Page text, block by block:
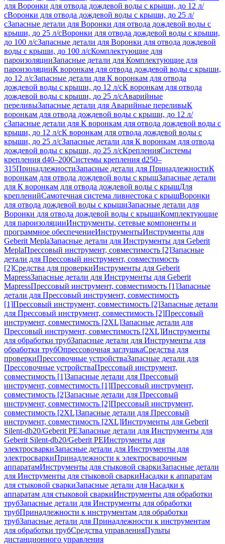
для Воронки для отвода дождевой воды с крыши, до 12 л/
сВоронки для отвода дождевой воды с крыши, до 25 л/
сЗапасные детали для Воронки для отвода дождевой воды с
крыши, до 25 л/сВоронки для отвода дождевой воды с крыши,
до 100 л/сЗапасные детали для Воронки для отвода дождевой
воды с крыши, до 100 л/сКомплектующие для
пароизоляцииЗапасные детали для Комплектующие для
пароизоляцииК воронкам для отвода дождевой воды с крыши,
до 12 л/сЗапасные детали для К воронкам для отвода
дождевой воды с крыши, до 12 л/сК воронкам для отвода
дождевой воды с крыши, до 25 л/сАварийные
переливыЗапасные детали для Аварийные переливыК
воронкам для отвода дождевой воды с крыши, до 12 л/
сЗапасные детали для К воронкам для отвода дождевой воды с
крыши, до 12 л/сК воронкам для отвода дождевой воды с
крыши, до 25 л/сЗапасные детали для К воронкам для отвода
дождевой воды с крыши, до 25 л/сКрепленияСистемы
крепления d40–200Системы крепления d250–
315ПринадлежностиЗапасные детали для ПринадлежностиК
воронкам для отвода дождевой воды с крышЗапасные детали
для К воронкам для отвода дождевой воды с крышДля
крепленийСамотечная система ливнестока с крышВоронки
для отвода дождевой воды с крышиЗапасные детали для
Воронки для отвода дождевой воды с крышиКомплектующие
для пароизоляцииИнструменты, сетевые компоненты и
программное обеспечениеИнструментыИнструменты для
Geberit MeplaЗапасные детали для Инструменты для Geberit
MeplaПрессовый инструмент, совместимость [2]Запасные
детали для Прессовый инструмент, совместимость
[2]Средства для проверкиИнструменты для Geberit
MapressЗапасные детали для Инструменты для Geberit
MapressПрессовый инструмент, совместимость [1]Запасные
детали для Прессовый инструмент, совместимость
[1]Прессовый инструмент, совместимость [2]Запасные детали
для Прессовый инструмент, совместимость [2]Прессовый
инструмент, совместимость [2XL]Запасные детали для
Прессовый инструмент, совместимость [2XL]Инструменты
для обработки трубЗапасные детали для Инструменты для
обработки трубОпрессовочная заглушкаСредства для
проверкиПрессовочные устройстваЗапасные детали для
Прессовочные устройстваПрессовый инструмент,
совместимость [1]Запасные детали для Прессовый
инструмент, совместимость [1]Прессовый инструмент,
совместимость [2]Запасные детали для Прессовый
инструмент, совместимость [2]Прессовый инструмент,
совместимость [2XL]Запасные детали для Прессовый
инструмент, совместимость [2XL]Инструменты для Geberit
Silent-db20/Geberit PEЗапасные детали для Инструменты для
Geberit Silent-db20/Geberit PEИнструменты для
электросваркиЗапасные детали для Инструменты для
электросваркиПринадлежности к электросварочным
аппаратамИнструменты для стыковой сваркиЗапасные детали
для Инструменты для стыковой сваркиНасадки к аппаратам
для стыковой сваркиЗапасные детали для Насадки к
аппаратам для стыковой сваркиИнструменты для обработки
трубЗапасные детали для Инструменты для обработки
трубПринадлежности к инструментам для обработки
трубЗапасные детали для Принадлежности к инструментам
для обработки трубСредства управленияПульты
дистанционного управления